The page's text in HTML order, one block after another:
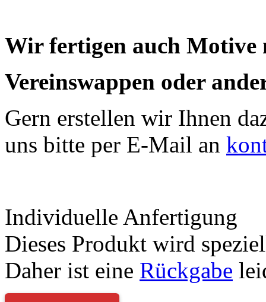
Wir fertigen auch Motive
Vereinswappen oder
Gern erstellen wir Ihnen
uns bitte per E-Mail an
Individuelle Anfertigung
Dieses Produkt wird
Daher ist eine Rückgabe